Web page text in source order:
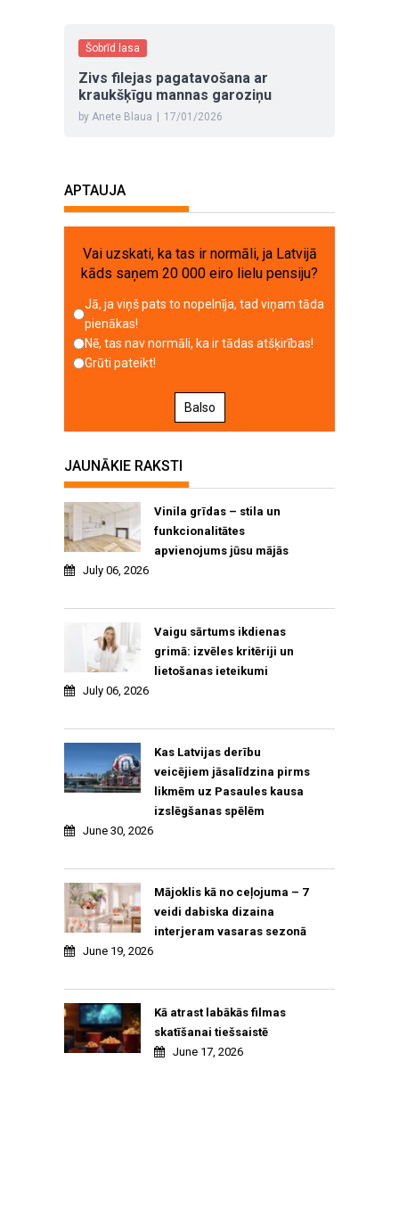
Šobrīd lasa
Zivs filejas pagatavošana ar
kraukšķīgu mannas garoziņu
by Anete Blaua 17/01/2026
APTAUJA
Vai uzskati, ka tas ir normāli, ja Latvijā
kāds saņem 20 000 eiro lielu pensiju?
Jā, ja viņš pats to nopelnīja, tad viņam tāda
pienākas!
Nē, tas nav normāli, ka ir tādas atšķirības!
Grūti pateikt!
Balso
JAUNĀKIE RAKSTI
Vinila grīdas – stila un
funkcionalitātes
apvienojums jūsu mājās
July 06, 2026
Vaigu sārtums ikdienas
grimā: izvēles kritēriji un
lietošanas ieteikumi
July 06, 2026
Kas Latvijas derību
veicējiem jāsalīdzina pirms
likmēm uz Pasaules kausa
izslēgšanas spēlēm
June 30, 2026
Mājoklis kā no ceļojuma – 7
veidi dabiska dizaina
interjeram vasaras sezonā
June 19, 2026
Kā atrast labākās filmas
skatīšanai tiešsaistē
June 17, 2026